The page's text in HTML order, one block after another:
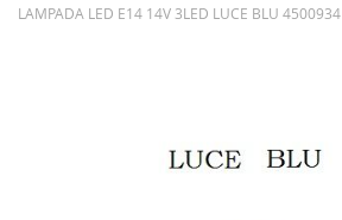
LAMPADA LED E14 14V 3LED LUCE BLU 4500934